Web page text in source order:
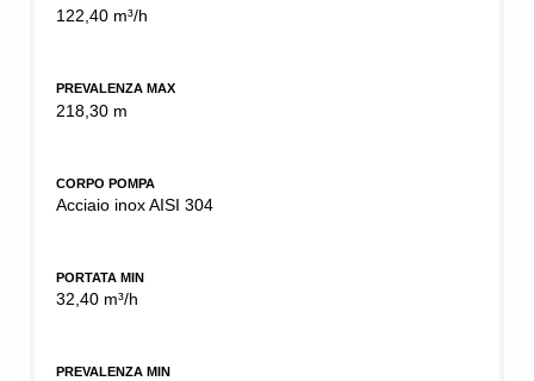
122,40 m³/h
PREVALENZA MAX
218,30 m
CORPO POMPA
Acciaio inox AISI 304
PORTATA MIN
32,40 m³/h
PREVALENZA MIN